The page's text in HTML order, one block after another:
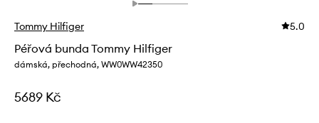
Tommy Hilfiger 5.0
Péřová bunda Tommy Hilfiger
dámská, přechodná, WW0WW42350
5689 Kč